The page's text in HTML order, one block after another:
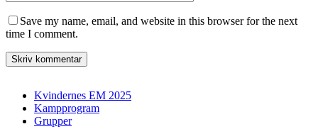
Save my name, email, and website in this browser for the next
time I comment.
Kvindernes EM 2025
Kampprogram
Grupper